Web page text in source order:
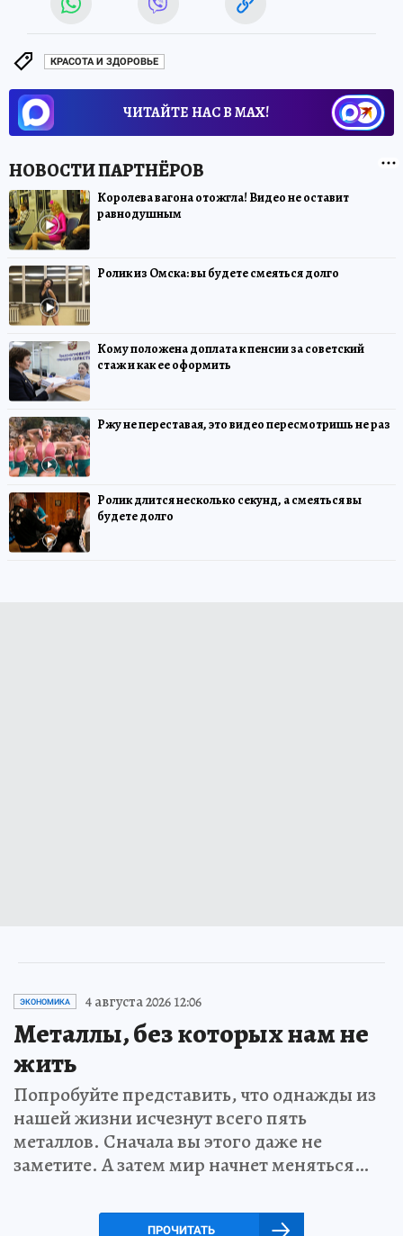
КРАСОТА И ЗДОРОВЬЕ
ЧИТАЙТЕ НАС В МАХ!
Королева вагона отожгла! Видео не оставит
равнодушным
Ролик из Омска: вы будете смеяться долго
Кому положена доплата к пенсии за советский
стаж и как ее оформить
Ржу не переставая, это видео пересмотришь не раз
Ролик длится несколько секунд, а смеяться вы
будете долго
ЭКОНОМИКА 4 августа 2026 12:06
Металлы, без которых нам не
жить
Попробуйте представить, что однажды из
нашей жизни исчезнут всего пять
металлов. Сначала вы этого даже не
заметите. А затем мир начнет меняться…
ПРОЧИТАТЬ